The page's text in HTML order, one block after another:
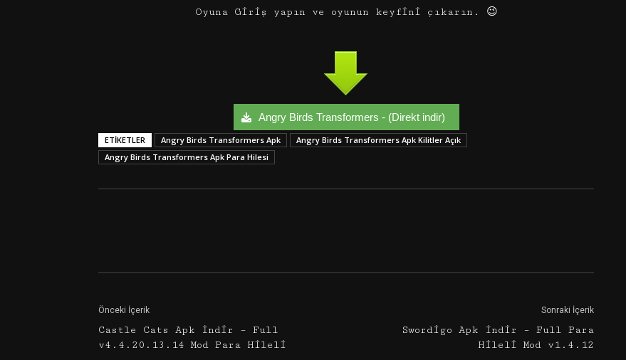
Oyuna Giriş yapın ve oyunun keyfini çıkarın. 😉
Angry Birds Transformers - (Direkt indir)
ETIKETLER Angry Birds Transformers Apk
Angry Birds Transformers Apk Kilitler Açık
Angry Birds Transformers Apk Para Hilesi
Önceki İçerik
Castle Cats Apk İndir – Full
v4.4.20.13.14 Mod Para Hileli
Sonraki İçerik
Swordigo Apk İndir – Full Para
Hileli Mod v1.4.12